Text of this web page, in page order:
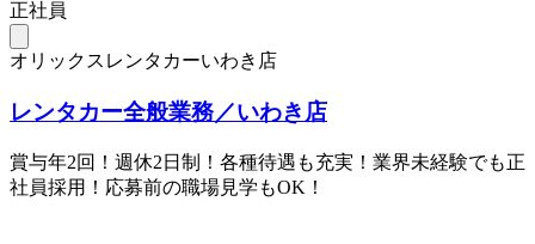
正社員
オリックスレンタカーいわき店
レンタカー全般業務／いわき店
賞与年2回！週休2日制！各種待遇も充実！業界未経験でも正
社員採用！応募前の職場見学もOK！